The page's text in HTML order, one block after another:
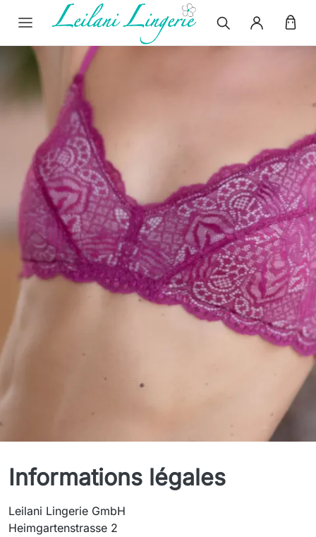
Mentions légales
Informations légales
Leilani Lingerie GmbH
Heimgartenstrasse 2